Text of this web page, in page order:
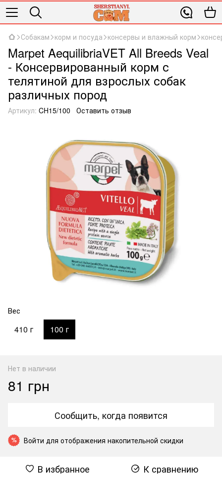
Собакам корм и посуда консервы и влажный корм
Marpet AequilibriaVET All Breeds Veal
- Консервированный корм с
телятиной для взрослых собак
различных пород
Артикул: CH15/100 Оставить отзыв
Вес
410 г 100 г
Нет в наличии
81 грн
Сообщить, когда появится
% Войти для отображения накопительной скидки
В избранное К сравнению